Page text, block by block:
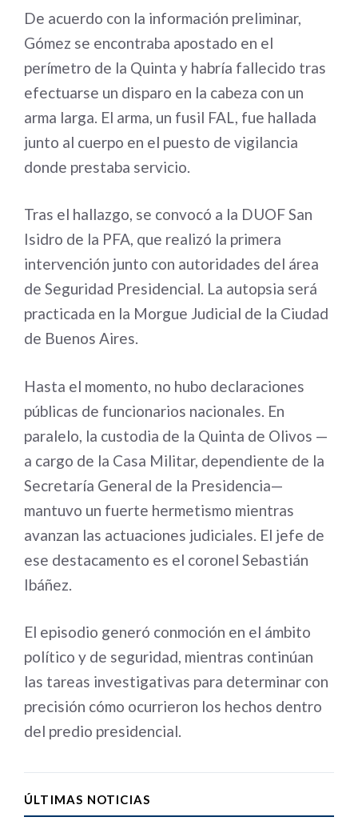
De acuerdo con la información preliminar,
Gómez se encontraba apostado en el
perímetro de la Quinta y habría fallecido tras
efectuarse un disparo en la cabeza con un
arma larga. El arma, un fusil FAL, fue hallada
junto al cuerpo en el puesto de vigilancia
donde prestaba servicio.
Tras el hallazgo, se convocó a la DUOF San
Isidro de la PFA, que realizó la primera
intervención junto con autoridades del área
de Seguridad Presidencial. La autopsia será
practicada en la Morgue Judicial de la Ciudad
de Buenos Aires.
Hasta el momento, no hubo declaraciones
públicas de funcionarios nacionales. En
paralelo, la custodia de la Quinta de Olivos —
a cargo de la Casa Militar, dependiente de la
Secretaría General de la Presidencia—
mantuvo un fuerte hermetismo mientras
avanzan las actuaciones judiciales. El jefe de
ese destacamento es el coronel Sebastián
Ibáñez.
El episodio generó conmoción en el ámbito
político y de seguridad, mientras continúan
las tareas investigativas para determinar con
precisión cómo ocurrieron los hechos dentro
del predio presidencial.
ÚLTIMAS NOTICIAS